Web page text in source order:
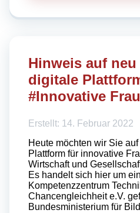
Hinweis auf
digitale
#Innovative
Erstellt: 14. Februar 2022
Heute möchten wir Sie
Plattform für innovative
Wirtschaft und
Es handelt sich hier um
Kompetenzzentrum
Chancengleichheit e.V.
Bundesministerium für